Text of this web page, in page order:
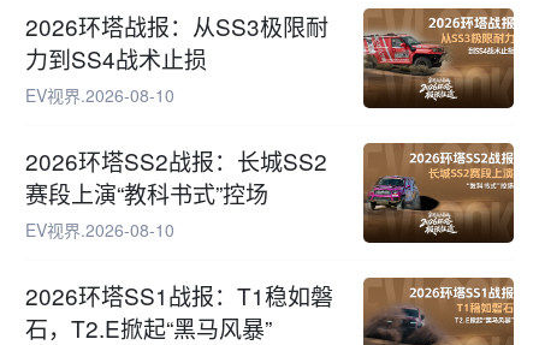
2026环塔战报：从SS3极限耐
力到SS4战术止损
EV视界.2026-08-10
2026环塔SS2战报：长城SS2
赛段上演“教科书式”控场
EV视界.2026-08-10
2026环塔SS1战报：T1稳如磐
石，T2.E掀起“黑马风暴”